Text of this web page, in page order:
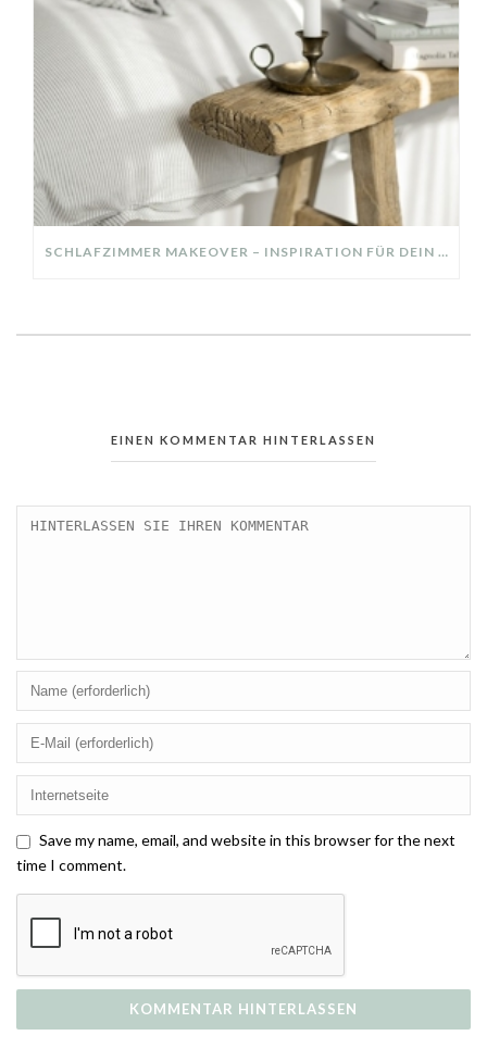
SCHLAFZIMMER MAKEOVER – INSPIRATION FÜR DEIN SCHLAFZIMMER: AUS ALT MACH NEU – HELL, GEMÜTLICH UND EINLADEND
EINEN KOMMENTAR HINTERLASSEN
Save my name, email, and website in this browser for the next
time I comment.